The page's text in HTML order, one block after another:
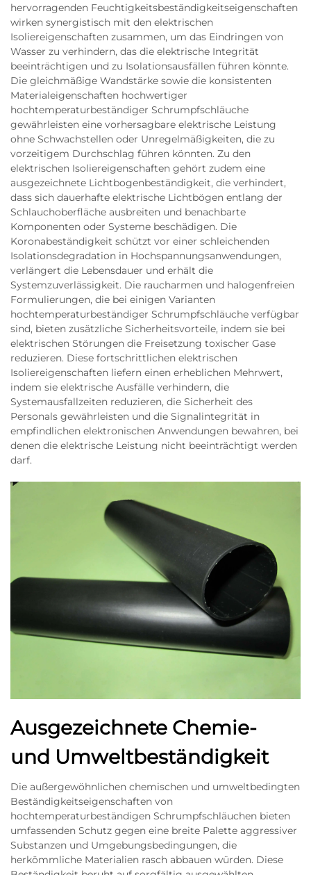
hervorragenden Feuchtigkeitsbeständigkeitseigenschaften
wirken synergistisch mit den elektrischen
Isoliereigenschaften zusammen, um das Eindringen von
Wasser zu verhindern, das die elektrische Integrität
beeinträchtigen und zu Isolationsausfällen führen könnte.
Die gleichmäßige Wandstärke sowie die konsistenten
Materialeigenschaften hochwertiger
hochtemperaturbeständiger Schrumpfschläuche
gewährleisten eine vorhersagbare elektrische Leistung
ohne Schwachstellen oder Unregelmäßigkeiten, die zu
vorzeitigem Durchschlag führen könnten. Zu den
elektrischen Isoliereigenschaften gehört zudem eine
ausgezeichnete Lichtbogenbeständigkeit, die verhindert,
dass sich dauerhafte elektrische Lichtbögen entlang der
Schlauchoberfläche ausbreiten und benachbarte
Komponenten oder Systeme beschädigen. Die
Koronabeständigkeit schützt vor einer schleichenden
Isolationsdegradation in Hochspannungsanwendungen,
verlängert die Lebensdauer und erhält die
Systemzuverlässigkeit. Die raucharmen und halogenfreien
Formulierungen, die bei einigen Varianten
hochtemperaturbeständiger Schrumpfschläuche verfügbar
sind, bieten zusätzliche Sicherheitsvorteile, indem sie bei
elektrischen Störungen die Freisetzung toxischer Gase
reduzieren. Diese fortschrittlichen elektrischen
Isoliereigenschaften liefern einen erheblichen Mehrwert,
indem sie elektrische Ausfälle verhindern, die
Systemausfallzeiten reduzieren, die Sicherheit des
Personals gewährleisten und die Signalintegrität in
empfindlichen elektronischen Anwendungen bewahren, bei
denen die elektrische Leistung nicht beeinträchtigt werden
darf.
Ausgezeichnete Chemie-
und Umweltbeständigkeit
Die außergewöhnlichen chemischen und umweltbedingten
Beständigkeitseigenschaften von
hochtemperaturbeständigen Schrumpfschläuchen bieten
umfassenden Schutz gegen eine breite Palette aggressiver
Substanzen und Umgebungsbedingungen, die
herkömmliche Materialien rasch abbauen würden. Diese